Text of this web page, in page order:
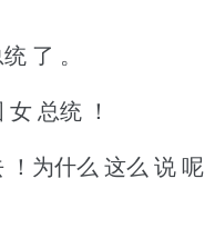
了 。
总统 ！
！为什么 这么 说 呢